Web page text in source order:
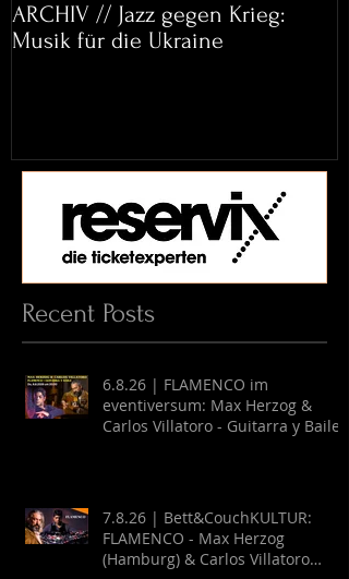
ARCHIV // Jazz gegen Krieg:
Musik für die Ukraine
Recent Posts
6.8.26 | FLAMENCO im
eventiversum: Max Herzog &
Carlos Villatoro - Guitarra y Baile
7.8.26 | Bett&CouchKULTUR:
FLAMENCO - Max Herzog
(Hamburg) & Carlos Villatoro